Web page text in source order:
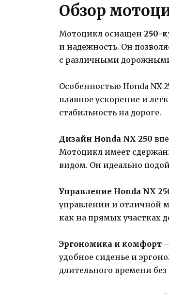
Обзор
Мотоцикл оснащен 250-
и надежность. Он
с различными
Особенностью Honda NX
плавное ускорение и
стабильность на дороге.
Дизайн Honda NX 250
Мотоцикл имеет
видом. Он идеально
Управление Honda NX
управлении и отличной
как на прямых участках
Эргономика и комфорт
удобное сиденье и
длительного времени